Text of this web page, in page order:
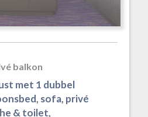
balkon
met 1 dubbel
sofa, privé
& toilet,